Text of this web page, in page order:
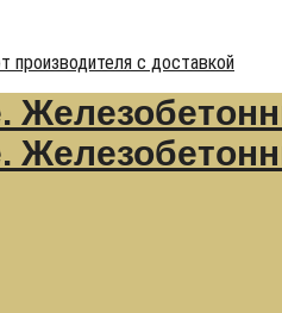
с доставкой